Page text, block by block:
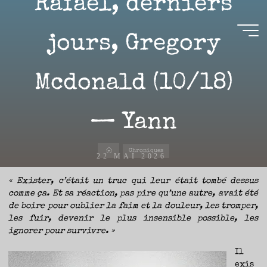
Aire(s)
Libre(s)
LES
YEUX
SUR
L’ACTUALITÉ
LITTÉRAIRE
SANS
COURIR
EN
APRÈS
LES
LES
CHEMINS
DE
Rafael, derniers
jours, Gregory
Mcdonald (10/18)
— Yann
22 MAI 2026
Yann
AccueilChroniques
« Exister, c’était un truc qui leur était tombé dessus
comme ça. Et sa réaction, pas pire qu’une autre, avait été
de boire pour oublier la faim et la douleur, les tromper,
les fuir, devenir le plus insensible possible, les
ignorer pour survivre. »
Il
exis